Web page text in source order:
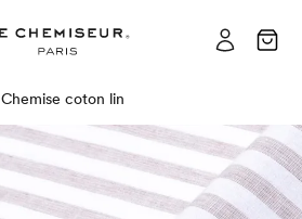
Chemise coton lin